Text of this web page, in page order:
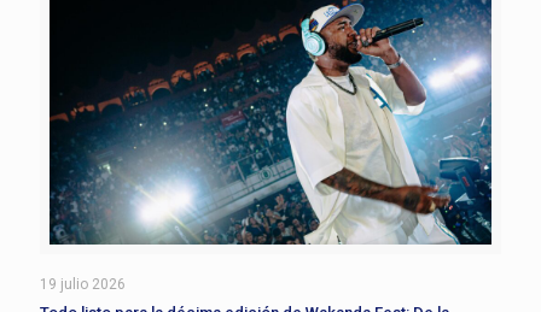
19 julio 2026